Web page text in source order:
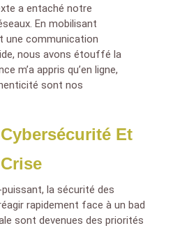
a entaché notre
En mobilisant
une communication
nous avons étouffé la
m’a appris qu’en ligne,
sont nos
Et
la sécurité des
rapidement face à un bad
sont devenues des priorités